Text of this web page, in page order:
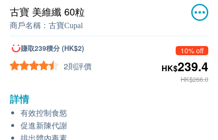
古寶 美維纖 60粒
商戶名稱： 古寶Cupal
賺取239積分 (HK$2)
2則評價
10% off
HK$239.4
HK$266.0
詳情
有效控制食慾
促進新陳代謝